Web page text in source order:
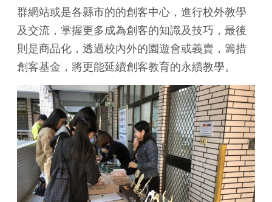
群網站或是各縣市的的創客中心，進行校外教學
及交流，掌握更多成為創客的知識及技巧，最後
則是商品化，透過校內外的園遊會或義賣，籌措
創客基金，將更能延續創客教育的永續教學。